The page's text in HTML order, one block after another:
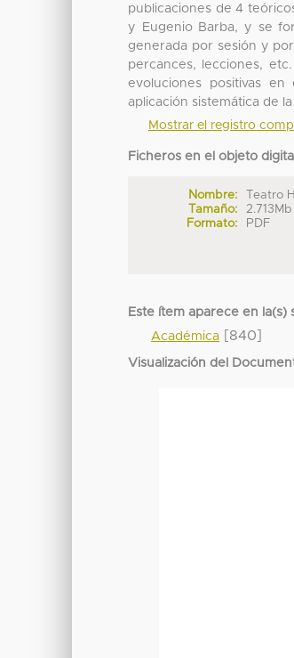
publicaciones de 4
y Eugenio Barba, y se
generada por sesión y
percances, lecciones,
evoluciones positivas
aplicación sistemática de
Mostrar el registro
Ficheros en el objeto digital
Nombre:
Teatro
Tamaño:
2.713Mb
Formato:
PDF
Este ítem aparece en
Académica [840]
Visualización del